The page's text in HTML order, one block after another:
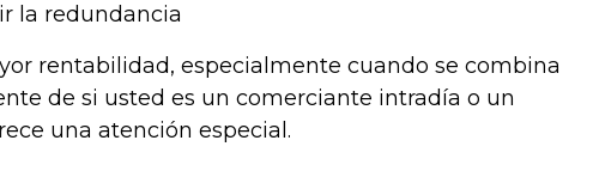
la redundancia
rentabilidad, especialmente cuando se combina
de si usted es un comerciante intradía o un
una atención especial.